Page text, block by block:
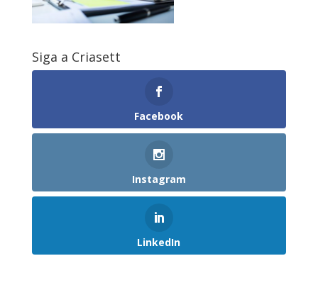
Siga a Criasett
Facebook
Instagram
LinkedIn